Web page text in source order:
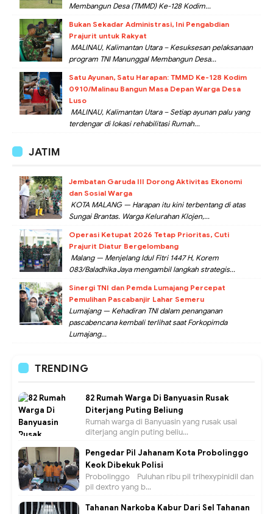
Membangun Desa (TMMD) Ke-128 Kodim...
Bukan Sekadar Administrasi, Ini Pengabdian
Prajurit untuk Rakyat
MALINAU, Kalimantan Utara – Kesuksesan pelaksanaan
program TNI Manunggal Membangun Desa...
Satu Ayunan, Satu Harapan: TMMD Ke-128 Kodim
0910/Malinau Bangun Masa Depan Warga Desa
Luso
MALINAU, Kalimantan Utara – Setiap ayunan palu yang
terdengar di lokasi rehabilitasi Rumah...
JATIM
Jembatan Garuda III Dorong Aktivitas Ekonomi
dan Sosial Warga
KOTA MALANG — Harapan itu kini terbentang di atas
Sungai Brantas. Warga Kelurahan Klojen,...
Operasi Ketupat 2026 Tetap Prioritas, Cuti
Prajurit Diatur Bergelombang
Malang — Menjelang Idul Fitri 1447 H, Korem
083/Baladhika Jaya mengambil langkah strategis...
Sinergi TNI dan Pemda Lumajang Percepat
Pemulihan Pascabanjir Lahar Semeru
Lumajang — Kehadiran TNI dalam penanganan
pascabencana kembali terlihat saat Forkopimda
Lumajang...
TRENDING
82 Rumah Warga Di Banyuasin Rusak
Diterjang Puting Beliung
Rumah warga di Banyuasin yang rusak usai
diterjang angin puting beliu...
Pengedar Pil Jahanam Kota Probolinggo
Keok Dibekuk Polisi
Probolinggo - Puluhan ribu pil trihexypinidil dan
pil dextro yang b...
Tahanan Narkoba Kabur Dari Sel Tahanan